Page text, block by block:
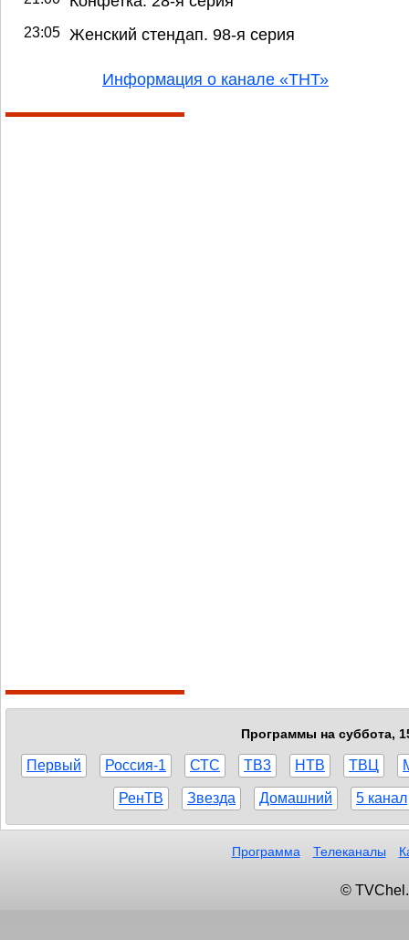
23:05 Женский стендап. 98-я серия
Информация о канале «ТНТ»
Программы на суббота,
Первый Россия-1 СТС ТВ3 НТВ ТВЦ
РенТВ Звезда Домашний 5 канал
Программа Телеканалы
©